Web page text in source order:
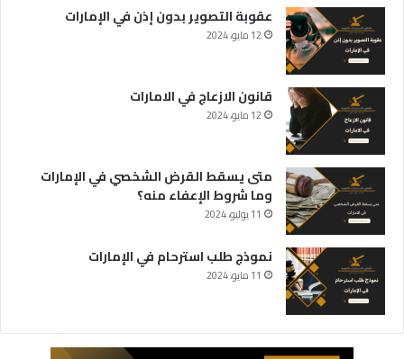
عقوبة التصوير بدون إذن في الإمارات
12 مايو، 2024
قانون الازعاج في الامارات
12 مايو، 2024
متى يسقط القرض الشخصي في الإمارات
وما شروط الإعفاء منه؟
11 يوليو، 2024
نموذج طلب استرحام في الإمارات
11 مايو، 2024